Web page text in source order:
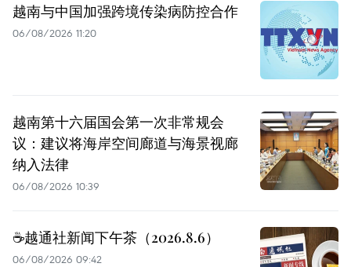
越南与中国加强跨境传染病防控合作
06/08/2026 11:20
越南第十六届国会第一次非常规会
议：建议将海岸空间廊道与海景视廊
纳入法律
06/08/2026 10:39
☕️越通社新闻下午茶（2026.8.6）
06/08/2026 09:42